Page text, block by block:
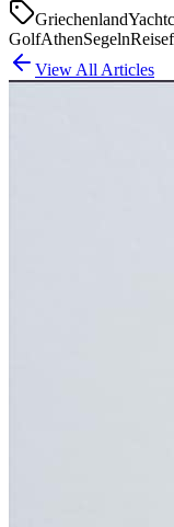
Griechenland
GolfAthenSegeln
View All Articles